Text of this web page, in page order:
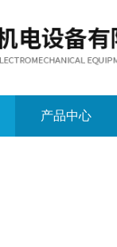
产品中心